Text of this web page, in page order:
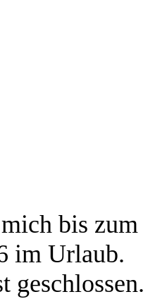
bis zum
im Urlaub.
geschlossen.